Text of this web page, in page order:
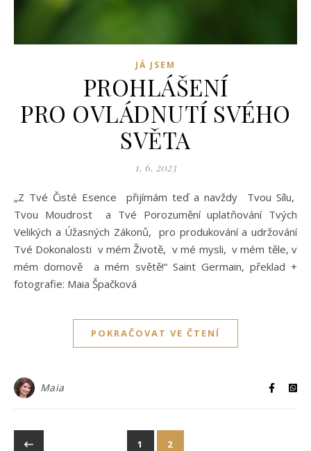
JÁ JSEM
PROHLÁŠENÍ
PRO OVLÁDNUTÍ SVÉHO
SVĚTA
1. 6. 2023
„Z Tvé Čisté Esence přijímám teď a navždy Tvou Sílu,
Tvou Moudrost a Tvé Porozumění uplatňování Tvých
Velikých a Úžasných Zákonů, pro produkování a udržování
Tvé Dokonalosti v mém Životě, v mé mysli, v mém těle, v
mém domově a mém světě!“ Saint Germain, překlad +
fotografie: Maia Špačková
POKRAČOVAT VE ČTENÍ
Maia
1 2